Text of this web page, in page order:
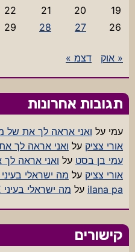
19
20
21
22
26
27
28
29
« אוק דצמ »
תגובות אחרונות
עמי על ואני אראה לך את של
אורי צציק על ואני אראה לך
עמי בן בסט על ואני אראה לך
אורי צציק על מה ישראלי בעיני DALL-E
ilana pa על מה ישראלי בעיני DALL-E
קישורים